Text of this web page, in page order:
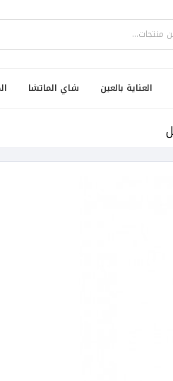
العناية بالعين شاي الماتشا